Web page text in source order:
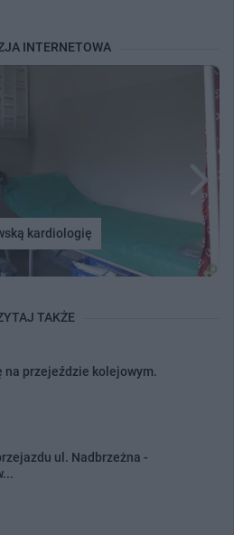
INTERNETOWA
kardiologię
TAKŻE
na przejeździe kolejowym.
ul. Nadbrzeżna -